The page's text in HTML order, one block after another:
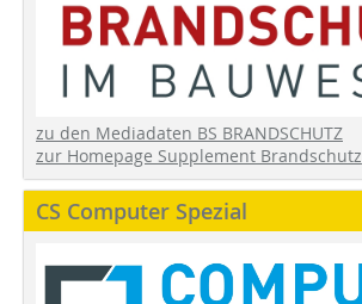
zu den Mediadaten BS BRANDSCHUTZ
zur Homepage Supplement Brandschutz
CS Computer Spezial